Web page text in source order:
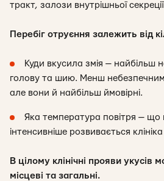
тракт, залози внутрішньої
Перебіг отруєння залежить від
Куди вкусила змія — найбільш
голову та шию. Менш
але вони й найбільш ймовірні.
Яка температура повітря —
інтенсивніше розвивається
В цілому клінічні прояви укусів
місцеві та загальні.